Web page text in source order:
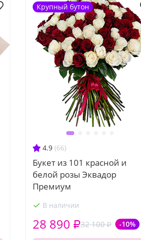
4.9 (66)
Букет из 101 красной и
белой розы Эквадор
Премиум
В наличии
32 100 ₽ -10%
28 890 ₽
Крупный бутон